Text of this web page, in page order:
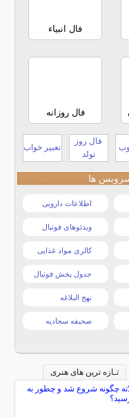
فال انبیاء
فال روزانه
فال روز
تولد
تعبیر خواب
ها
اطلاعات دارویی
ویدئوهای فوتبال
کالری مواد غذایی
جدول پخش فوتبال
نهج البلاغه
صحیفه سجادیه
تـازه ترین های هنری
چگونه شروع شد و چطور به